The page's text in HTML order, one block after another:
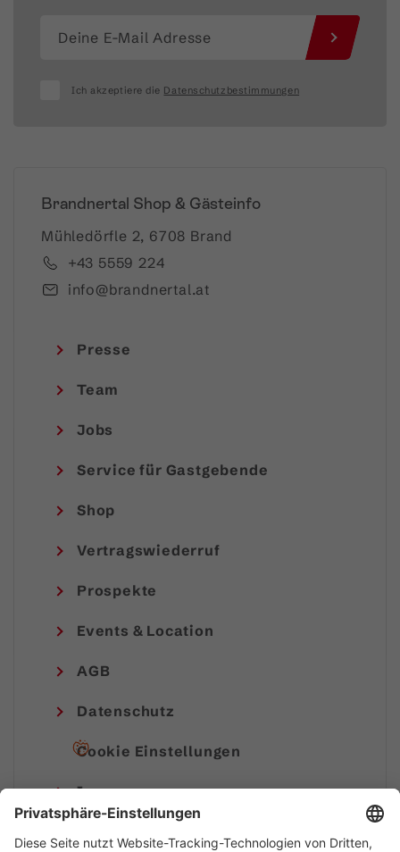
Ich akzeptiere die Datenschutzbestimmungen
Brandnertal Shop & Gästeinfo
Mühledörfle 2, 6708 Brand
+43 5559 224
info@brandnertal.at
Presse
Team
Jobs
Service für Gastgebende
Shop
Vertragswiederruf
Prospekte
Events & Location
AGB
Datenschutz
Cookie Einstellungen
Impressum